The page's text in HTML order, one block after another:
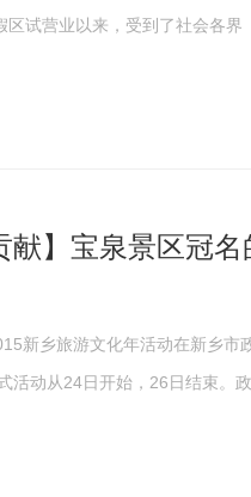
试营业以来，受到了社会各界
献】宝泉景区冠
新乡旅游文化年活动在新乡
活动从24日开始，26日结束。